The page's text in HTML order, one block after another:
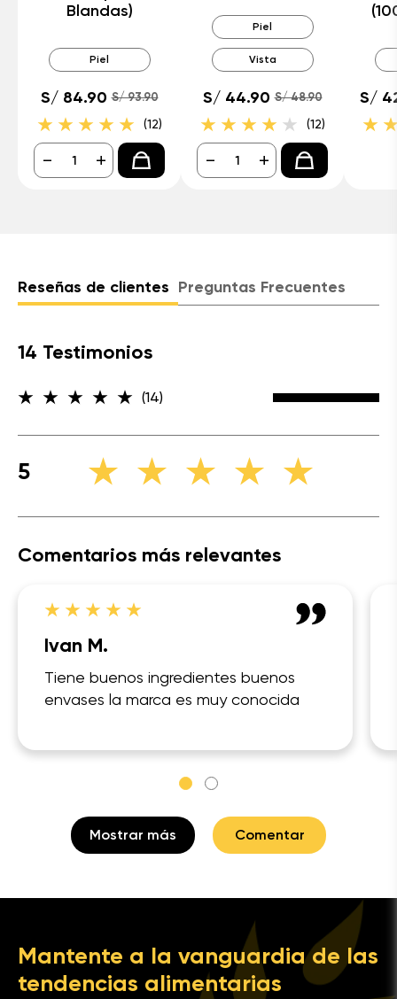
Blandas)
Piel
S/ 84.90 S/ 93.90
(12)
- +
Piel
Vista
S/ 44.90 S/ 48.90
(12)
- +
S/
Reseñas de clientes Preguntas Frecuentes
14 Testimonios
(14)
5
Comentarios más relevantes
Ivan M.
Tiene buenos ingredientes buenos
envases la marca es muy conocida
Mostrar más Comentar
Mantente a la vanguardia de las
tendencias alimentarias